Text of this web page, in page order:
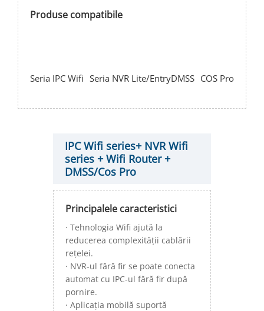
Produse compatibile
Seria IPC Wifi Seria NVR Lite/EntryDMSS COS Pro
IPC Wifi series+ NVR Wifi
series + Wifi Router +
DMSS/Cos Pro
Principalele caracteristici
· Tehnologia Wifi ajută la
reducerea complexității cablării
rețelei.
· NVR-ul fără fir se poate conecta
automat cu IPC-ul fără fir după
pornire.
· Aplicația mobilă suportă